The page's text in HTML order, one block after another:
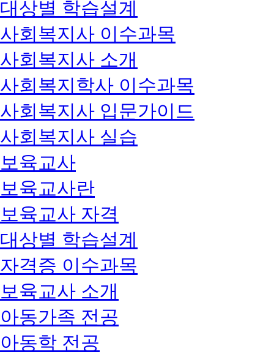
대상별 학습설계
사회복지사 이수과목
사회복지사 소개
사회복지학사 이수과목
사회복지사 입문가이드
사회복지사 실습
보육교사
보육교사란
보육교사 자격
대상별 학습설계
자격증 이수과목
보육교사 소개
아동가족 전공
아동학 전공